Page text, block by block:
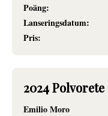
Poäng:
Lanseringsdatum:
Pris:
2024
Emilio Moro